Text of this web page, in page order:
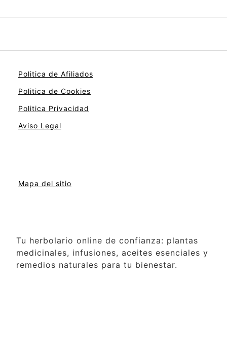
Politica de Afiliados
Politica de Cookies
Politica Privacidad
Aviso Legal
Mapa del sitio
Tu herbolario online de confianza: plantas
medicinales, infusiones, aceites esenciales y
remedios naturales para tu bienestar.